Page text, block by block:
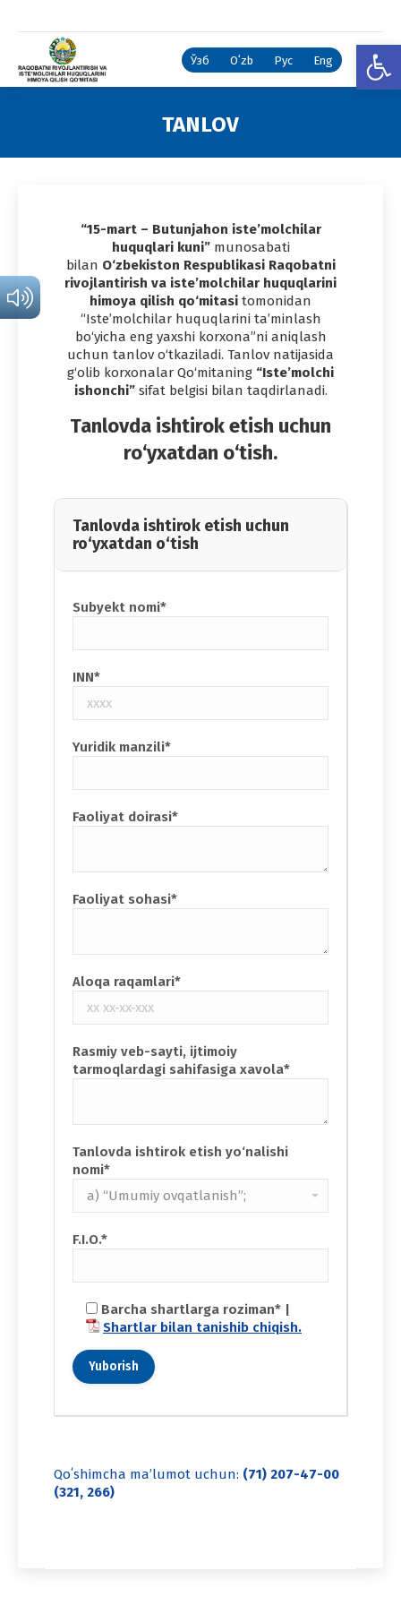
Ўзб Oʻzb Рус Eng
TANLOV
“15-mart – Butunjahon iste’molchilar
huquqlari kuni”munosabati
bilan O‘zbekiston Respublikasi Raqobatni
rivojlantirish va iste’molchilar huquqlarini
himoya qilish qo‘mitasi tomonidan
“Iste’molchilar huquqlarini ta’minlash
bo‘yicha eng yaxshi korxona”ni aniqlash
uchun tanlov o‘tkaziladi. Tanlov natijasida
g‘olib korxonalar Qo‘mitaning “Iste’molchi
ishonchi”sifat belgisi bilan taqdirlanadi.
Tanlovda ishtirok etish uchun
ro‘yxatdan o‘tish.
Tanlovda ishtirok etish uchun
ro‘yxatdan o‘tish
Subyekt nomi*
INN*
Yuridik manzili*
Faoliyat doirasi*
Faoliyat sohasi*
Aloqa raqamlari*
Rasmiy veb-sayti, ijtimoiy
tarmoqlardagi sahifasiga xavola*
Tanlovda ishtirok etish yo‘nalishi
nomi*
F.I.O.*
Barcha shartlarga roziman* |
Shartlar bilan tanishib chiqish.
Qoʻshimcha maʼlumot uchun: (71) 207-47-00
(321, 266)